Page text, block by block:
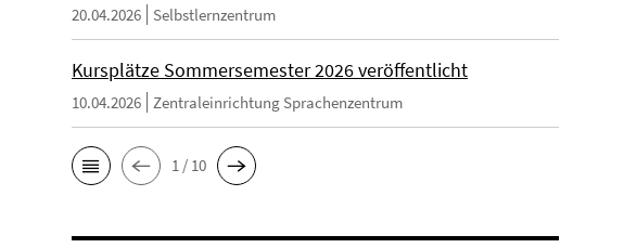
20.04.2026 Selbstlernzentrum
Kursplätze Sommersemester 2026 veröffentlicht
10.04.2026 Zentraleinrichtung Sprachenzentrum
1 / 10